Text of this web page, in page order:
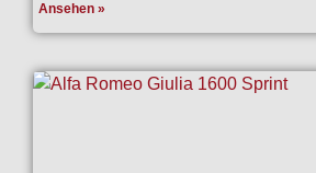
Ansehen »